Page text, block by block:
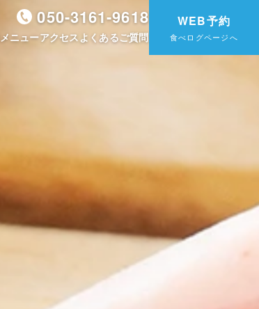
050-3161-9618
メニューアクセス よくあるご質問
WEB予約
食べログページへ